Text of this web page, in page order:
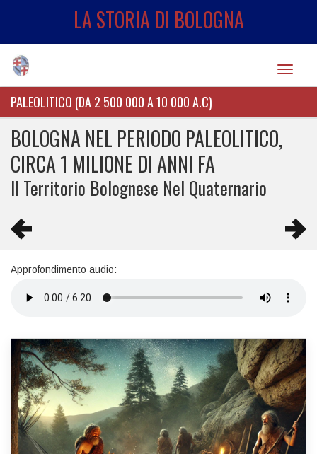
LA STORIA DI BOLOGNA
Toggle
PALEOLITICO (DA 2 500 000 A 10 000 A.C)
BOLOGNA NEL PERIODO PALEOLITICO,
CIRCA 1 MILIONE DI ANNI FA
Il Territorio Bolognese Nel Quaternario
Approfondimento audio: